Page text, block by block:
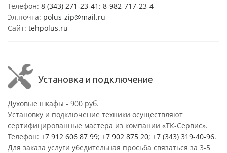
Телефон: 8 (343) 271-23-41; 8-982-717-23-4
Эл.почта: polus-zip@mail.ru
Сайт: tehpolus.ru
Установка и подключение
Духовые шкафы - 900 руб.
Установку и подключение техники осуществляют
сертифицированные мастера из компании «ТК-Сервис».
Телефон: +7 912 606 87 99; +7 902 875 20; +7 (343) 319-40-96.
Для заказа услуги убедительная просьба связаться за 3-5